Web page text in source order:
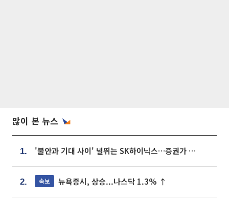
많이 본 뉴스
1. '불안과 기대 사이' 널뛰는 SK하이닉스…증권가 "HBM4·LTA 기반 펀터멘털 견고"
2. 속보 뉴욕증시, 상승...나스닥 1.3% ↑